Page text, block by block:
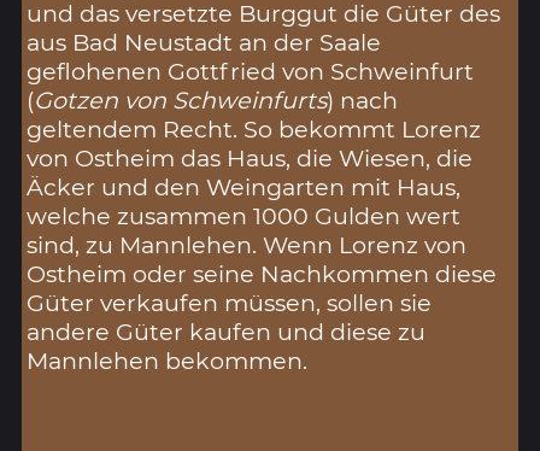
und das versetzte Burggut die Güter des
aus Bad Neustadt an der Saale
geflohenen Gottfried von Schweinfurt
(Gotzen von Schweinfurts) nach
geltendem Recht. So bekommt Lorenz
von Ostheim das Haus, die Wiesen, die
Äcker und den Weingarten mit Haus,
welche zusammen 1000 Gulden wert
sind, zu Mannlehen. Wenn Lorenz von
Ostheim oder seine Nachkommen diese
Güter verkaufen müssen, sollen sie
andere Güter kaufen und diese zu
Mannlehen bekommen.